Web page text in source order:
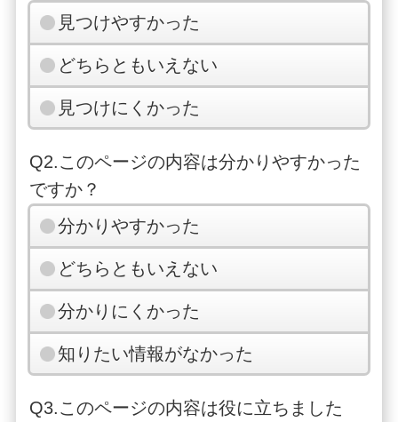
見つけやすかった
どちらともいえない
見つけにくかった
Q2.このページの内容は分かりやすかった
ですか？
分かりやすかった
どちらともいえない
分かりにくかった
知りたい情報がなかった
Q3.このページの内容は役に立ちました